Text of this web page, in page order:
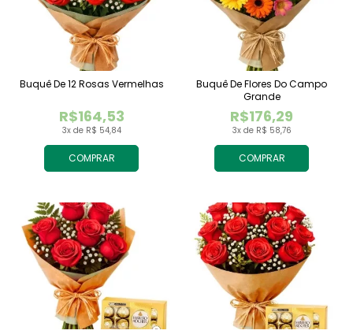
COMPRAR
3x de R$ 54,84
R$164,53
Buquê De 12 Rosas Vermelhas
COMPRAR
3x de R$ 58,76
R$176,29
Buquê De Flores Do Campo
Grande